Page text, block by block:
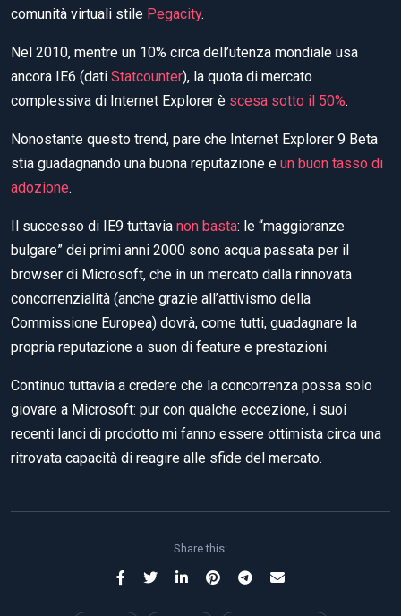
comunità virtuali stile Pegacity.
Nel 2010, mentre un 10% circa dell’utenza mondiale usa
ancora IE6 (dati Statcounter), la quota di mercato
complessiva di Internet Explorer è scesa sotto il 50%.
Nonostante questo trend, pare che Internet Explorer 9 Beta
stia guadagnando una buona reputazione e un buon tasso di
adozione.
Il successo di IE9 tuttavia non basta: le “maggioranze
bulgare” dei primi anni 2000 sono acqua passata per il
browser di Microsoft, che in un mercato dalla rinnovata
concorrenzialità (anche grazie all’attivismo della
Commissione Europea) dovrà, come tutti, guadagnare la
propria reputazione a suon di feature e prestazioni.
Continuo tuttavia a credere che la concorrenza possa solo
giovare a Microsoft: pur con qualche eccezione, i suoi
recenti lanci di prodotto mi fanno essere ottimista circa una
ritrovata capacità di reagire alle sfide del mercato.
Share this: